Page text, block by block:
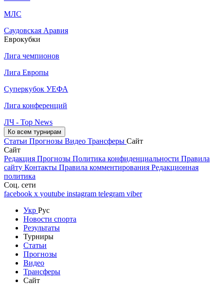
МЛС
Саудовская Аравия
Еврокубки
Лига чемпионов
Лига Европы
Суперкубок УЕФА
Лига конференций
ЛЧ - Top News
Ко всем турнирам
Статьи Прогнозы Видео Трансферы Сайт
Сайт
Редакция Прогнозы Политика конфиденциальности Правила
сайту Контакты Правила комментирования Редакционная
политика
Соц. сети
facebook x youtube instagram telegram viber
Укр Рус
Новости спорта
Результаты
Турниры
Статьи
Прогнозы
Видео
Трансферы
Сайт